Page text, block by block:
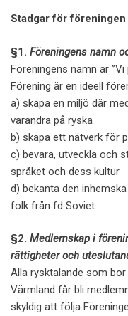
Stadgar för föreningen
§1. Föreningens namn
Föreningens namn är ”Vi
Förening är en ideell
a) skapa en miljö där
varandra på ryska
b) skapa ett nätverk för
c) bevara, utveckla och
språket och dess kultur
d) bekanta den
folk från fd Soviet.
§2. Medlemskap i
rättigheter och
Alla rysktalande som
Värmland får bli
skyldig att följa